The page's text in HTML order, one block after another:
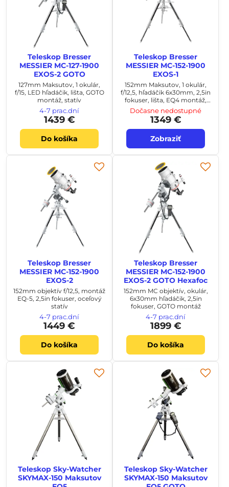
Teleskop Bresser
MESSIER MC-127-1900
EXOS-2 GOTO
127mm Maksutov, 1 okulár,
f/15, LED hľadáčik, lišta, GOTO
montáž, statív
4-7 prac.dní
1439 €
Do košíka
Teleskop Bresser
MESSIER MC-152-1900
EXOS-1
152mm Maksutov, 1 okulár,
f/12,5, hľadáčik 6x30mm, 2,5in
fokuser, lišta, EQ4 montáž,
statív
Dočasne nedostupné
1349 €
Zobraziť
Teleskop Bresser
MESSIER MC-152-1900
EXOS-2
152mm objektív f/12,5, montáž
EQ-5, 2,5in fokuser, oceľový
statív
4-7 prac.dní
1449 €
Do košíka
Teleskop Bresser
MESSIER MC-152-1900
EXOS-2 GOTO Hexafoc
152mm MC objektív, okulár,
6x30mm hľadáčik, 2,5in
fokuser, GOTO montáž
4-7 prac.dní
1899 €
Do košíka
Teleskop Sky-Watcher
SKYMAX-150 Maksutov
Teleskop Sky-Watcher
SKYMAX-150 Maksutov